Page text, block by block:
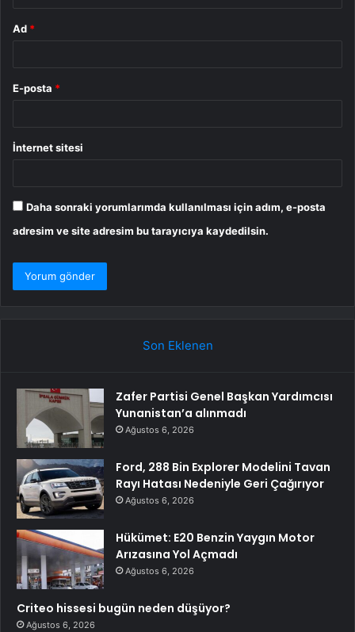
Ad *
E-posta *
İnternet sitesi
Daha sonraki yorumlarımda kullanılması için adım, e-posta
adresim ve site adresim bu tarayıcıya kaydedilsin.
Son Eklenen
Zafer Partisi Genel Başkan Yardımcısı
Yunanistan’a alınmadı
Ağustos 6, 2026
Ford, 288 Bin Explorer Modelini Tavan
Rayı Hatası Nedeniyle Geri Çağırıyor
Ağustos 6, 2026
Hükümet: E20 Benzin Yaygın Motor
Arızasına Yol Açmadı
Ağustos 6, 2026
Criteo hissesi bugün neden düşüyor?
Ağustos 6, 2026